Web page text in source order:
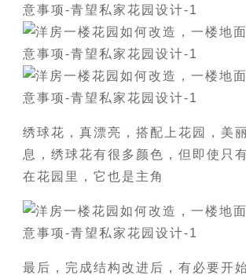
绣球花，真漂亮，搭配上花园，美
息，绣球花有很多颜色，但即使只
在花园里，它也是主角
最后，完成结构改进后，有必要开